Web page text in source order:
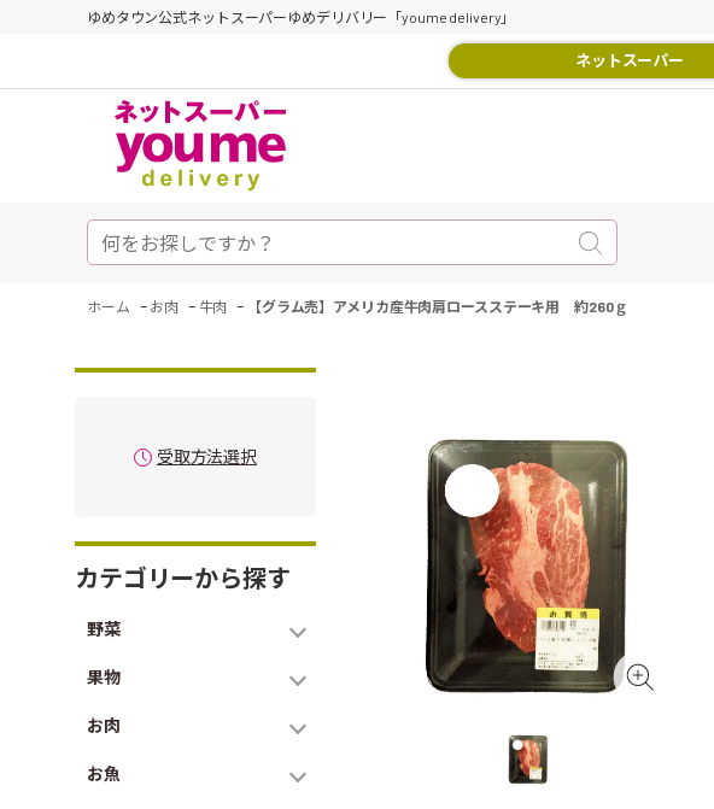
ゆめタウン公式ネットスーパーゆめデリバリー「youme delivery」
ネットスーパー
ホーム - お肉 - 牛肉 - 【グラム売】アメリカ産牛肉肩ロースステーキ用 約260ｇ
受取方法選択
カテゴリーから探す
野菜
果物
お肉
お魚